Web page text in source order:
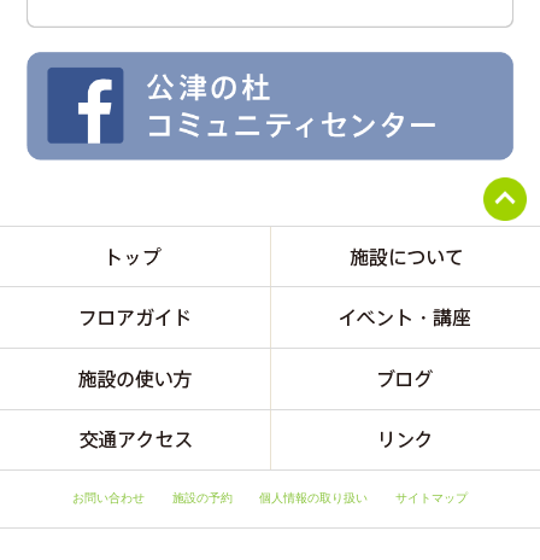
お問い合わせ 施設の予約 個人情報の取り扱い サイトマップ